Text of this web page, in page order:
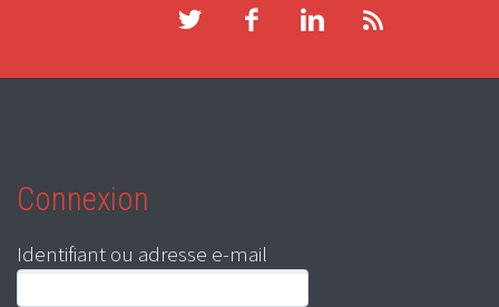
Connexion
Identifiant ou adresse e-mail